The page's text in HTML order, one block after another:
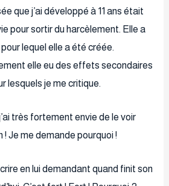
que j’ai développé à 11 ans était
pour sortir du harcèlement. Elle a
lequel elle a été créée.
elle eu des effets secondaires
lesquels je me critique.
très fortement envie de le voir
! Je me demande pourquoi !
en lui demandant quand finit son